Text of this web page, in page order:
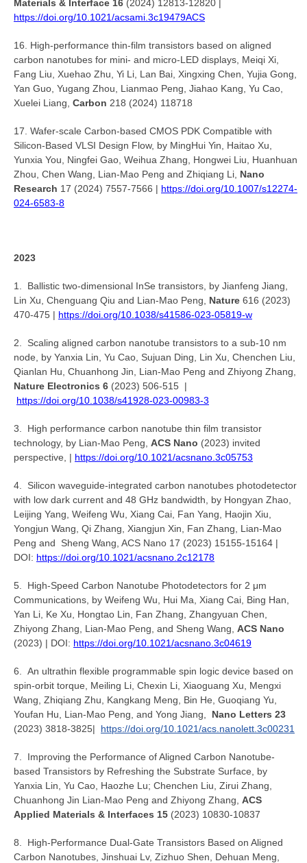
Materials & Interface 16 (2024) 12813-12820 |
https://doi.org/10.1021/acsami.3c19479ACS
16. High-performance thin-film transistors based on aligned
carbon nanotubes for mini- and micro-LED displays, Meiqi Xi,
Fang Liu, Xuehao Zhu, Yi Li, Lan Bai, Xingxing Chen, Yujia Gong,
Yan Guo, Yugang Zhou, Lianmao Peng, Jiahao Kang, Yu Cao,
Xuelei Liang, Carbon 218 (2024) 118718
17. Wafer-scale Carbon-based CMOS PDK Compatible with
Silicon-Based VLSI Design Flow, by MingHui Yin, Haitao Xu,
Yunxia You, Ningfei Gao, Weihua Zhang, Hongwei Liu, Huanhuan
Zhou, Chen Wang, Lian-Mao Peng and Zhiqiang Li, Nano
Research 17 (2024) 7557-7566 | https://doi.org/10.1007/s12274-
024-6583-8
2023
1. Ballistic two-dimensional InSe transistors, by Jianfeng Jiang,
Lin Xu, Chenguang Qiu and Lian-Mao Peng, Nature 616 (2023)
470-475 | https://doi.org/10.1038/s41586-023-05819-w
2. Scaling aligned carbon nanotube transistors to a sub-10 nm
node, by Yanxia Lin, Yu Cao, Sujuan Ding, Lin Xu, Chenchen Liu,
Qianlan Hu, Chuanhong Jin, Lian-Mao Peng and Zhiyong Zhang,
Nature Electronics 6 (2023) 506-515 |
https://doi.org/10.1038/s41928-023-00983-3
3. High performance carbon nanotube thin film transistor
technology, by Lian-Mao Peng, ACS Nano (2023) invited
perspective, | https://doi.org/10.1021/acsnano.3c05753
4. Silicon waveguide-integrated carbon nanotubes photodetector
with low dark current and 48 GHz bandwidth, by Hongyan Zhao,
Leijing Yang, Weifeng Wu, Xiang Cai, Fan Yang, Haojin Xiu,
Yongjun Wang, Qi Zhang, Xiangjun Xin, Fan Zhang, Lian-Mao
Peng and Sheng Wang, ACS Nano 17 (2023) 15155-15164 |
DOI: https://doi.org/10.1021/acsnano.2c12178
5. High-Speed Carbon Nanotube Photodetectors for 2 μm
Communications, by Weifeng Wu, Hui Ma, Xiang Cai, Bing Han,
Yan Li, Ke Xu, Hongtao Lin, Fan Zhang, Zhangyuan Chen,
Zhiyong Zhang, Lian-Mao Peng, and Sheng Wang, ACS Nano
(2023) | DOI: https://doi.org/10.1021/acsnano.3c04619
6. An ultrathin flexible programmable spin logic device based on
spin-orbit torque, Meiling Li, Chexin Li, Xiaoguang Xu, Mengxi
Wang, Zhiqiang Zhu, Kangkang Meng, Bin He, Guoqiang Yu,
Youfan Hu, Lian-Mao Peng, and Yong Jiang, Nano Letters 23
(2023) 3818-3825| https://doi.org/10.1021/acs.nanolett.3c00231
7. Improving the Performance of Aligned Carbon Nanotube-
based Transistors by Refreshing the Substrate Surface, by
Yanxia Lin, Yu Cao, Haozhe Lu; Chenchen Liu, Zirui Zhang,
Chuanhong Jin Lian-Mao Peng and Zhiyong Zhang, ACS
Applied Materials & Interfaces 15 (2023) 10830-10837
8. High-Performance Dual-Gate Transistors Based on Aligned
Carbon Nanotubes, Jinshuai Lv, Zizhuo Shen, Dehuan Meng,